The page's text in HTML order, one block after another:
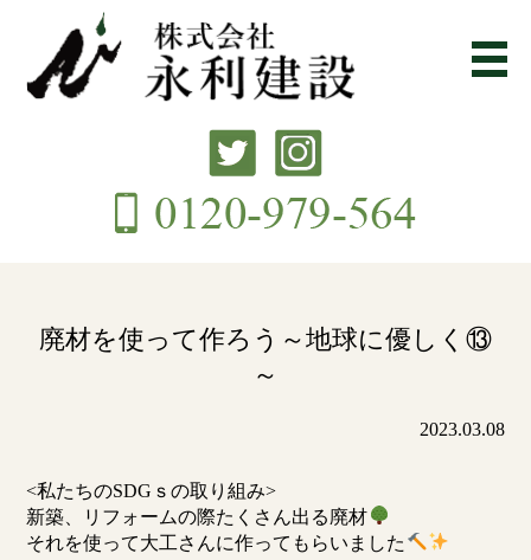
廃材を使って作ろう～地球に優しく⑬
～
2023.03.08
<私たちのSDGｓの取り組み>
新築、リフォームの際たくさん出る廃材
それを使って大工さんに作ってもらいました